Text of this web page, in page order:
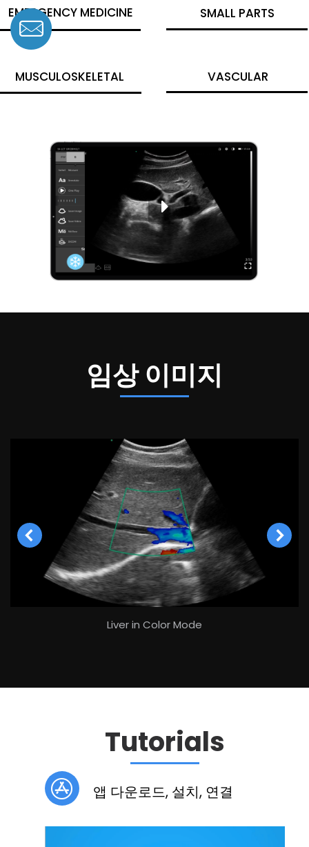
SMALL PARTS
MUSCULOSKELETAL VASCULAR
EMERGENCY MEDICINE
임상 이미지
Liver in Color Mode
Tutorials
앱 다운로드, 설치, 연결